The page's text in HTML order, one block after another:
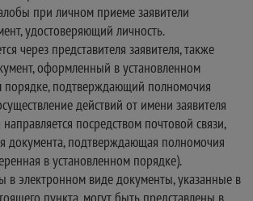
при личном приеме заявители
удостоверяющий личность.
через представителя заявителя, также
оформленный в установленном
порядке, подтверждающий полномочия
действий от имени заявителя
посредством почтовой связи,
документа, подтверждающая полномочия
в установленном порядке).
в электронном виде документы, указанные в